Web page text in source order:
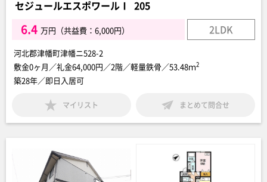
セジュールエスポワールⅠ 205
6.4 万円（共益費：6,000円） 2LDK
河北郡津幡町津幡ニ528-2
敷金0ヶ月／礼金64,000円／2階／軽量鉄骨／53.48ｍ2
築28年／即日入居可
マイリスト まとめて問合せ